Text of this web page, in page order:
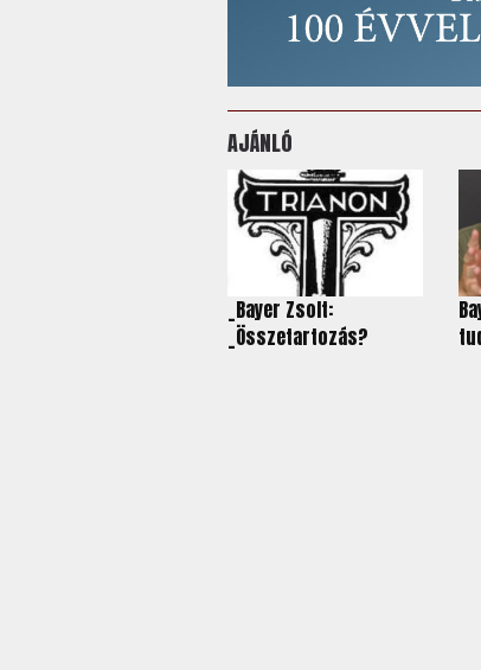
AJÁNLÓ
_Bayer Zsolt:
_Összetartozás?